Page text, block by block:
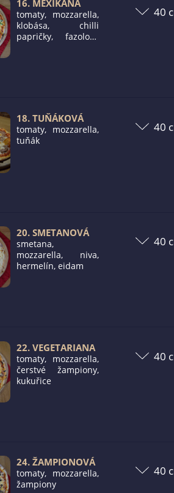
16. MEXIKANA
tomaty, mozzarella,
klobása, chilli
papričky, fazolové
18. TUŇÁKOVÁ
tomaty, mozzarella,
tuňák
20. SMETANOVÁ
smetana,
mozzarella, niva,
hermelín, eidam
22. VEGETARIANA
tomaty, mozzarella,
čerstvé žampiony,
kukuřice
24. ŽAMPIONOVÁ
tomaty, mozzarella,
žampiony